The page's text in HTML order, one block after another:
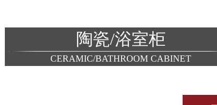
陶瓷/浴室柜
CERAMIC/BATHROOM CABINET